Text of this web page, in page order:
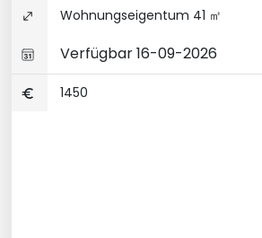
Wohnungseigentum 41 ㎡
Verfügbar 16-09-2026
1450